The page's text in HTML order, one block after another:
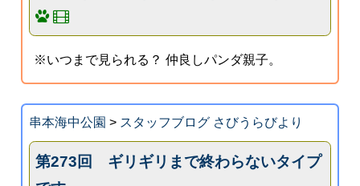
※いつまで見られる？ 仲良しパンダ親子。
串本海中公園 > スタッフブログ さびうらびより
第273回 ギリギリまで終わらないタイプ